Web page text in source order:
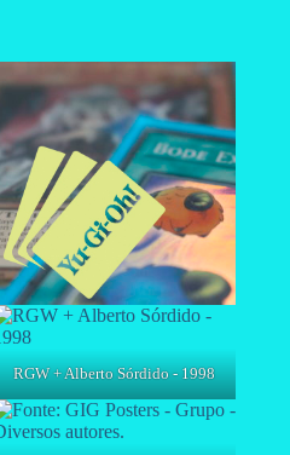
RGW + Alberto Sórdido - 1998